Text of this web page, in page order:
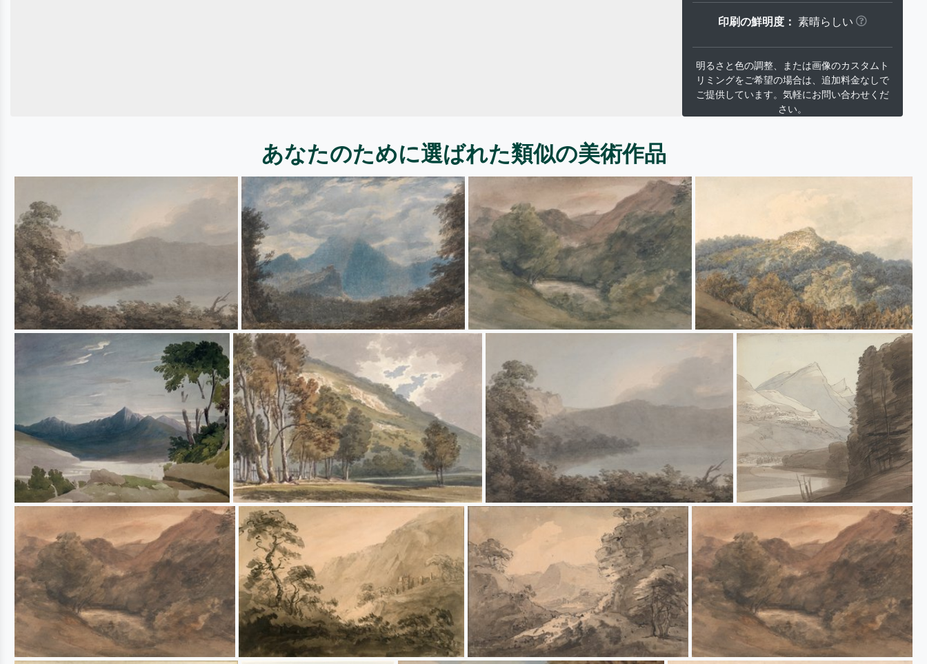
印刷の鮮明度： 素晴らしい
明るさと色の調整、または画像のカスタムト
リミングをご希望の場合は、追加料金なしで
ご提供しています。気軽にお問い合わせくだ
さい。
あなたのために選ばれた類似の美術作品